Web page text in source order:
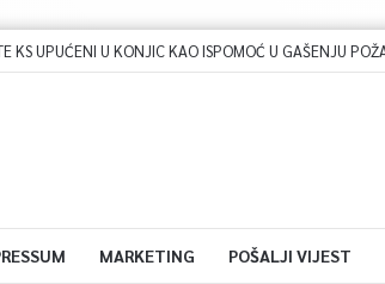
MARKETING POŠALJI VIJEST